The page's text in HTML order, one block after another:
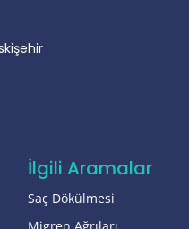
İlgili Aramalar
Saç Dökülmesi